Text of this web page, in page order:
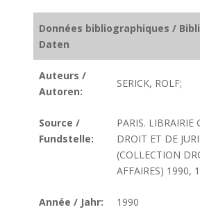
Données bibliographiques /
Daten
Auteurs /
Autoren:
SERICK, ROLF;
Source /
Fundstelle:
PARIS. LIBRAIRIE
DROIT ET DE
(COLLECTION
AFFAIRES) 1990,
Année / Jahr: 1990